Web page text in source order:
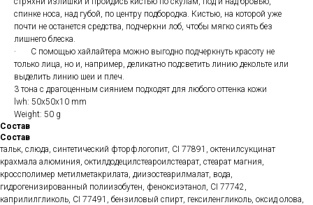
спинке носа, над губой, по центру подбородка. Кистью, на которой уже
почти не останется средства, подчеркни лоб, чтобы мягко сиять без
лишнего блеска.
· С помощью хайлайтера можно выгодно подчеркнуть красоту не
только лица, но и, например, деликатно подсветить линию декольте или
выделить линию шеи и плеч.
3 тона с драгоценным сиянием подходят для любого оттенка кожи
lwh: 50x50x10 mm
Weight: 50 g
Состав
Состав
тальк, слюда, синтетический фторфлогопит, CI 77891, октенилсукцинат
крахмала алюминия, октилдодецилстеароилстеарат, стеарат магния,
кроссполимер метилметакрилата, диизостеарилмалат, вода,
гидрогенизированный полиизобутен, феноксиэтанол, CI 77742,
каприлилгликоль, CI 77491, бензиловый спирт, гексиленгликоль, оксид олова,